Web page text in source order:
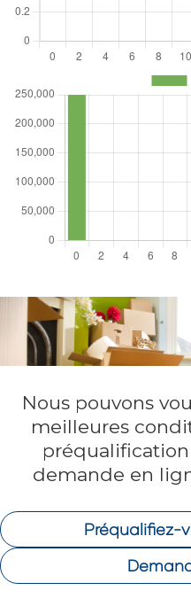
Nous pouvons
meilleures
demande en
Préqualifiez-